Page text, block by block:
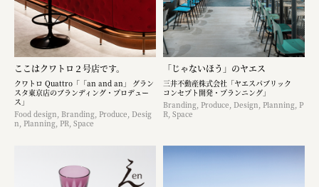
ここはクワトロ２号店です。
クワトロ Quattro「「an and an」 グラン
スタ東京店のブランディング・プロデュー
ス」
Food design, Branding, Produce, Desig
n, Planning, PR, Space
「じゃないほう」のヤエス
三井不動産株式会社「ヤエスパブリック
コンセプト開発・プランニング」
Branding, Produce, Design, Planning, P
R, Space